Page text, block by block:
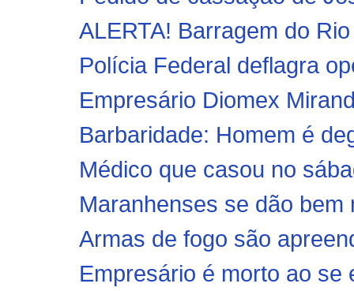
ALERTA! Barragem do
Polícia Federal deflagra
Empresário Diomex
Barbaridade: Homem é
Médico que casou no
Maranhenses se dão
Armas de fogo são
Empresário é morto ao